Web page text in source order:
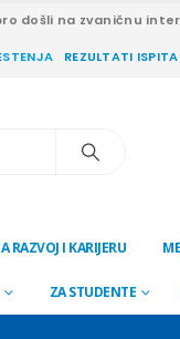
došli na zvaničnu
REZULTATI ISPITA
RAZVOJ I KARIJERU
ZA STUDENTE